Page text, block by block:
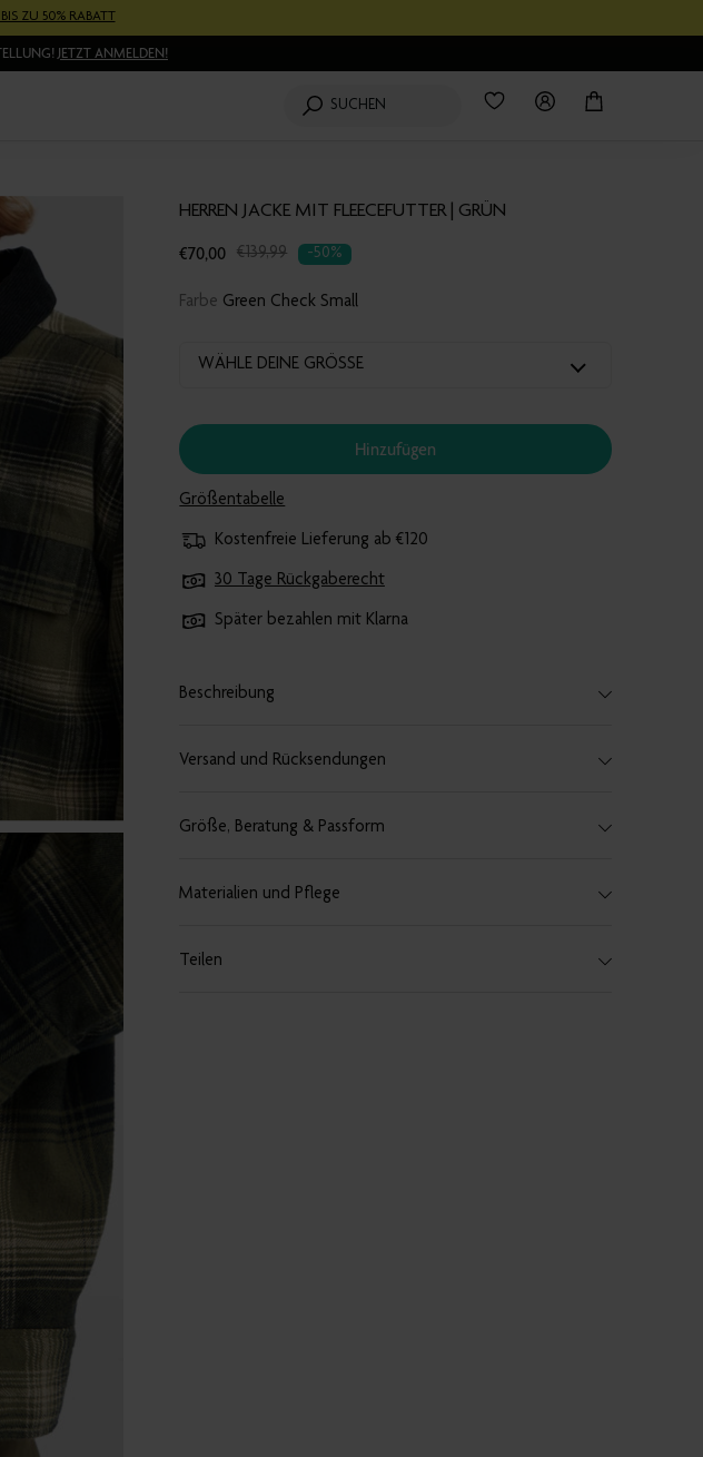
ZU 50% RABATT
JETZT ANMELDEN!
SUCHEN WishlistLogin
HERREN JACKE MIT FLEECEFUTTER | GRÜN
€70,00
Translation
de.products.product.regular_price
€139,99 -50%
Farbe Green Check Small
WÄHLE DEINE GRÖSSE
Hinzufügen
Größentabelle
Kostenfreie Lieferung ab €120
30 Tage Rückgaberecht
Später bezahlen mit Klarna
Beschreibung
Versand und Rücksendungen
Größe, Beratung & Passform
Materialien und Pflege
Teilen